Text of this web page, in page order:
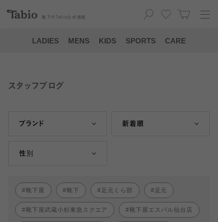
靴下の Tabio 公式通販
LADIES MENS KIDS SPORTS CARE
スタッフブログ
ブランド 新着順
性別
靴下屋 靴下 足元くら部 足元
靴下屋武蔵小杉東急スクエア 靴下屋エスパル仙台店